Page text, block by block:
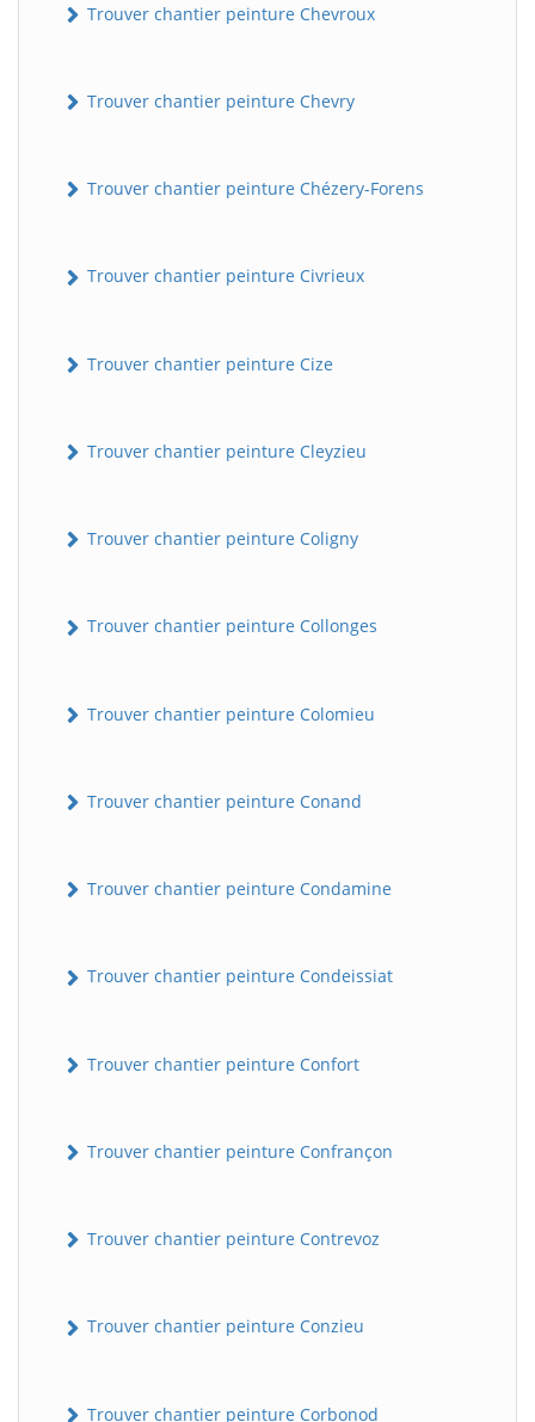
Trouver chantier peinture Chevroux
Trouver chantier peinture Chevry
Trouver chantier peinture Chézery-Forens
Trouver chantier peinture Civrieux
Trouver chantier peinture Cize
Trouver chantier peinture Cleyzieu
Trouver chantier peinture Coligny
Trouver chantier peinture Collonges
Trouver chantier peinture Colomieu
Trouver chantier peinture Conand
Trouver chantier peinture Condamine
Trouver chantier peinture Condeissiat
Trouver chantier peinture Confort
Trouver chantier peinture Confrançon
Trouver chantier peinture Contrevoz
Trouver chantier peinture Conzieu
Trouver chantier peinture Corbonod
BatiWebPro